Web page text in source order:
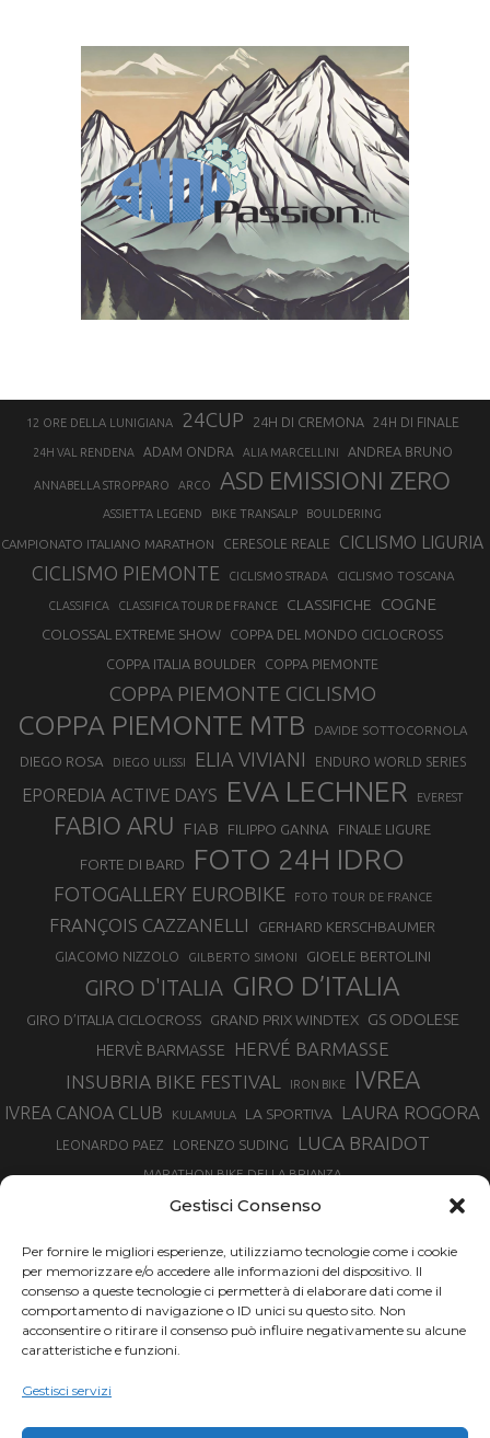
Gestisci Consenso
Per fornire le migliori esperienze, utilizziamo tecnologie come i cookie
per memorizzare e/o accedere alle informazioni del dispositivo. Il
consenso a queste tecnologie ci permetterà di elaborare dati come il
comportamento di navigazione o ID unici su questo sito. Non
acconsentire o ritirare il consenso può influire negativamente su alcune
caratteristiche e funzioni.
Gestisci servizi
12 ORE DELLA LUNIGIANA 24CUP 24H DI CREMONA 24H DI FINALE
24H VAL RENDENA ADAM ONDRA ALIA MARCELLINI ANDREA BRUNO
ANNABELLA STROPPARO ARCO ASD EMISSIONI ZERO
ASSIETTA LEGEND BIKE TRANSALP BOULDERING
CAMPIONATO ITALIANO MARATHON CERESOLE REALE CICLISMO LIGURIA
CICLISMO PIEMONTE CICLISMO STRADA CICLISMO TOSCANA
CLASSIFICA CLASSIFICA TOUR DE FRANCE CLASSIFICHE COGNE
COLOSSAL EXTREME SHOW
COPPA DEL MONDO CICLOCROSS
COPPA ITALIA BOULDER
COPPA PIEMONTE
COPPA PIEMONTE CICLISMO
COPPA PIEMONTE MTB DAVIDE SOTTOCORNOLA
DIEGO ROSA DIEGO ULISSI ELIA VIVIANI ENDURO WORLD SERIES
EPOREDIA ACTIVE DAYS EVA LECHNER EVEREST
FABIO ARU FIAB FILIPPO GANNA FINALE LIGURE
FORTE DI BARD FOTO 24H IDRO
FOTOGALLERY EUROBIKE FOTO TOUR DE FRANCE
FRANÇOIS CAZZANELLI GERHARD KERSCHBAUMER
GIACOMO NIZZOLO GILBERTO SIMONI GIOELE BERTOLINI
GIRO D'ITALIA GIRO D’ITALIA
GIRO D’ITALIA CICLOCROSS GRAND PRIX WINDTEX GS ODOLESE
HERVÈ BARMASSE
HERVÉ BARMASSE
INSUBRIA BIKE FESTIVAL
IRON BIKE IVREA
IVREA CANOA CLUB KULAMULA LA SPORTIVA LAURA ROGORA
LEONARDO PAEZ LORENZO SUDING LUCA BRAIDOT
MARATHON BIKE DELLA BRIANZA
MARCO AURELIO FONTANA
MARTINO FRUET MATHIEU VAN DER POEL MATTEO TRENTIN MIKE FELDERER
MIRKO CELESTINO NIBALI
NINO SCHURTER
PARCO NAZIONALE GRAN PARADISO
PROMENADO BIKE
SIMONE MORO